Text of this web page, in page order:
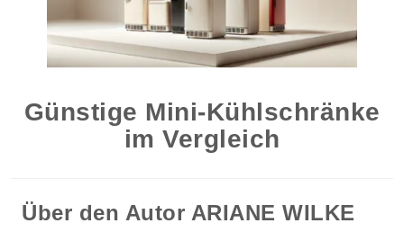
Günstige Mini-Kühlschränke
im Vergleich
Über den Autor ARIANE WILKE